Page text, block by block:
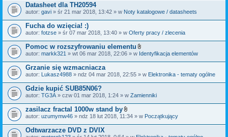
Datasheet dla TH20594
autor: gavi » śr 21 mar 2018, 13:42 » w Noty katalogowe / datasheets
Fucha do wzięcia! :)
autor: fotzse » śr 07 mar 2018, 13:40 » w Oferty pracy / zlecenia
Pomoc w rozszyfrowaniu elementu
Z
ł
c
z
i
autor: markk321 » wt 06 mar 2018, 22:06 » w Identyfikacja elementów
Grzanie się wzmacniacza
autor: Lukasz4988 » ndz 04 mar 2018, 22:55 » w Elektronika - tematy ogólne
Gdzie kupić SUB85N06?
autor: TG3A » czw 01 mar 2018, 1:24 » w Zamienniki
zasilacz fractal 1000w stand by
Z
ł
autor: uzumymw46 » ndz 18 lut 2018, 11:34 » w Początkujący
Odtwarzacze DVD z DVIX